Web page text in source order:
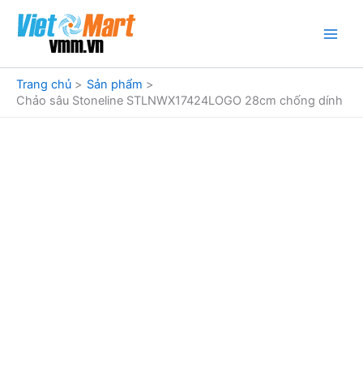
dung
Trang chủ
Sản phẩm
Chảo sâu Stoneline STLNWX17424LOGO 28cm chống dính